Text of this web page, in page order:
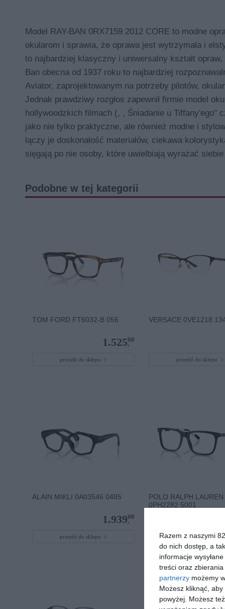
Razem z naszymi
do nich dostęp, a
informacje
treści oraz
partnerzy możemy
Możesz kliknąć,
powyżej. Możesz
Model RAY-BAN 0RX7159 2012 CORE to modne
okularom i sprawia, że oprawa jest wytrzymała i
to najbardziej klasyczny i uniwersalny kształt
Ban obecna od 1937 roku to najbardziej
Aviator, zaprojektowanym na potrzeby pilotów,
Jednak prawdziwy rozgłos zapewnił firmie model
hollywoodzkich filmach (, , Śniadanie u Tiffany'ego"
jako nie tylko praktyczne, ale również modne i
łączy je doskonałość materiałów, ciekawa
sięgają po nie osoby, które uwielbiają wyrażać
Podobne w tej kategorii
TOM FORD FT6032-B 056
1.525,
00
przejdź do sklepu
VERSACE 0VE1218
przejdź do sklepu
ALAIN MIKLI 0A03546 0485
1.939,
00
przejdź do sklepu
POLO RALPH LAUREN
0PH2282 5001
przejdź do sklepu